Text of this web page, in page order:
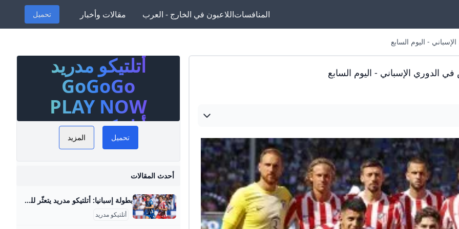
المنافساتاللاعبون في الخارج - العرب مقالات وأخبار تحميل
- اليوم السابع
في الدوري الإسباني - اليوم السابع
أتلتيكو مدريد
GoGoGo
PLAY NOW
أتلتيكو مدريد
منصتك الأولى لمتابعة كل ما
الدوري الإسباني ودوري أبطال
عن أتلتيكو مدريد، نتائج
المباريات، مواعيد المواجهات،
ترتيب الفريق في الليغا،
إحصائيات اللاعبين وصفقات
الانتقالات. كمان بنقدم تحليلات
تحميل المزيد
أحدث المقالات
بطولة إسبانيا: أتلتيكو مدريد يتعثّر للمباراة الثالثة تواليا Mosaique FM بطولة إسبانيا: أتلتيكو مدريد يتعثّر للمباراة الثالثة تواليا
أتلتيكو مدريد